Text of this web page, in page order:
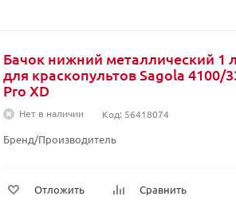
Бачок нижний металлический 1
для краскопультов Sagola 4100/
Pro XD
Нет в наличии Код: 56418074
Бренд/Производитель
Отложить Сравнить